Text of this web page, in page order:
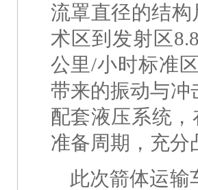
流罩直径的结
术区到发射区
公里/小时标准
带来的振动与冲
配套液压系统
准备周期，充分
此次箭体运输